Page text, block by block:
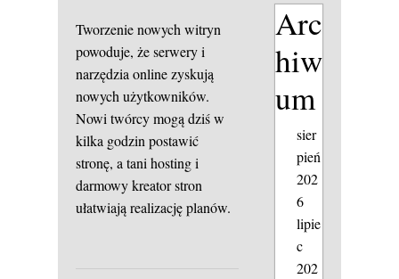
Tworzenie nowych witryn
powoduje, że serwery i
narzędzia online zyskują
nowych użytkowników.
Nowi twórcy mogą dziś w
kilka godzin postawić
stronę, a tani hosting i
darmowy kreator stron
ułatwiają realizację planów.
Arc
hiw
um
sier
pień
202
6
lipie
c
202